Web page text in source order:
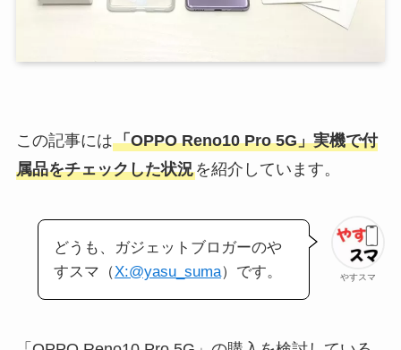
この記事には「OPPO Reno10 Pro 5G」実機で付
属品をチェックした状況を紹介しています。
やすスマ
どうも、ガジェットブロガーのや
すスマ（X:@yasu_suma）です。